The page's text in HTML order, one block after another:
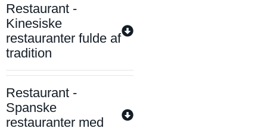
Restaurant -
Kinesiske
restauranter fulde af
tradition
Restaurant -
Spanske
restauranter med